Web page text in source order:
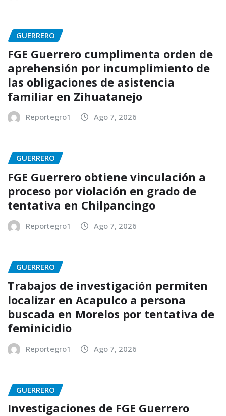
GUERRERO
FGE Guerrero cumplimenta orden de
aprehensión por incumplimiento de
las obligaciones de asistencia
familiar en Zihuatanejo
Reportegro1 Ago 7, 2026
GUERRERO
FGE Guerrero obtiene vinculación a
proceso por violación en grado de
tentativa en Chilpancingo
Reportegro1 Ago 7, 2026
GUERRERO
Trabajos de investigación permiten
localizar en Acapulco a persona
buscada en Morelos por tentativa de
feminicidio
Reportegro1 Ago 7, 2026
GUERRERO
Investigaciones de FGE Guerrero